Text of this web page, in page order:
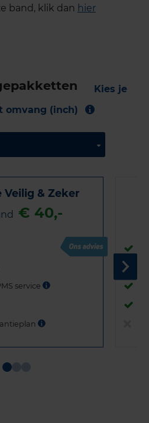
band, klik dan hier
Kies je
omvang (inch)
Veilig & Zeker
€ 40,-
service